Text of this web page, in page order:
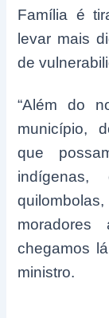
Família é
levar mais
de
“Além do
município,
que
chegamos
ministro.